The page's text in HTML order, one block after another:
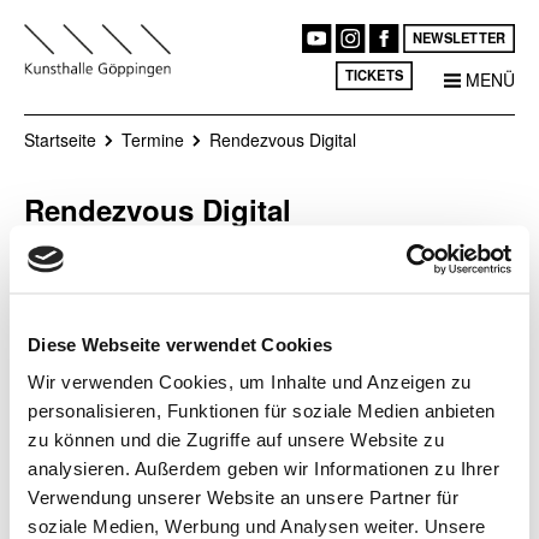
Diese Webseite verwendet Cookies
Wir verwenden Cookies, um Inhalte und Anzeigen zu
personalisieren, Funktionen für soziale Medien anbieten
zu können und die Zugriffe auf unsere Website zu
analysieren. Außerdem geben wir Informationen zu Ihrer
Verwendung unserer Website an unsere Partner für
soziale Medien, Werbung und Analysen weiter. Unsere
NEWSLETTER
TICKETS MENÜ
Startseite Termine Rendezvous Digital
Rendezvous Digital
Göppingen
Datum
22.06.2025, 16:00 Uhr
Der Playground ist ein Spiel-,
im Foyer der Kunsthalle und
bietet Zugang in dievirtuelle
Kunsthalle.Aktuell bietet sich
die Möglichkeit über die VR
Anwendung eine digitale
Begegnung mit der Kunst im
öffentlichen Raum in Göppingen
von John Wood und Paul Harrison. Tauchen Sie mit der VR-